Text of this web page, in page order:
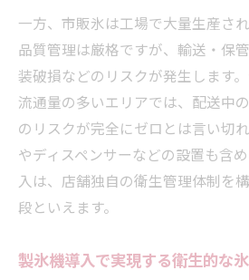
一方、市販氷は工場で大量生産さ
品質管理は厳格ですが、輸送・保
装破損などのリスクが発生します
流通量の多いエリアでは、配送中
のリスクが完全にゼロとは言い切
やディスペンサーなどの設置も含
入は、店舗独自の衛生管理体制を
段といえます。
製氷機導入で実現する衛生的な